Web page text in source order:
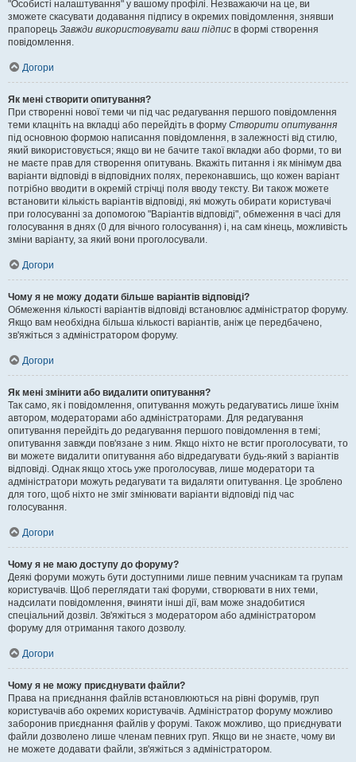
"Особисті налаштування" у вашому профілі. Незважаючи на це, ви
зможете скасувати додавання підпису в окремих повідомлення, знявши
прапорець Завжди використовувати ваш підпис в формі створення
повідомлення.
Догори
Як мені створити опитування?
При створенні нової теми чи під час редагування першого повідомлення
теми клацніть на вкладці або перейдіть в форму Створити опитування
під основною формою написання повідомлення, в залежності від стилю,
який використовується; якщо ви не бачите такої вкладки або форми, то ви
не маєте прав для створення опитувань. Вкажіть питання і як мінімум два
варіанти відповіді в відповідних полях, переконавшись, що кожен варіант
потрібно вводити в окремій стрічці поля вводу тексту. Ви також можете
встановити кількість варіантів відповіді, які можуть обирати користувачі
при голосуванні за допомогою "Варіантів відповіді", обмеження в часі для
голосування в днях (0 для вічного голосування) і, на сам кінець, можливість
зміни варіанту, за який вони проголосували.
Догори
Чому я не можу додати більше варіантів відповіді?
Обмеження кількості варіантів відповіді встановлює адміністратор форуму.
Якщо вам необхідна більша кількості варіантів, аніж це передбачено,
зв'яжіться з адміністратором форуму.
Догори
Як мені змінити або видалити опитування?
Так само, як і повідомлення, опитування можуть редагуватись лише їхнім
автором, модераторами або адміністраторами. Для редагування
опитування перейдіть до редагування першого повідомлення в темі;
опитування завжди пов'язане з ним. Якщо ніхто не встиг проголосувати, то
ви можете видалити опитування або відредагувати будь-який з варіантів
відповіді. Однак якщо хтось уже проголосував, лише модератори та
адміністратори можуть редагувати та видаляти опитування. Це зроблено
для того, щоб ніхто не зміг змінювати варіанти відповіді під час
голосування.
Догори
Чому я не маю доступу до форуму?
Деякі форуми можуть бути доступними лише певним учасникам та групам
користувачів. Щоб переглядати такі форуми, створювати в них теми,
надсилати повідомлення, вчиняти інші дії, вам може знадобитися
спеціальний дозвіл. Зв'яжіться з модератором або адміністратором
форуму для отримання такого дозволу.
Догори
Чому я не можу приєднувати файли?
Права на приєднання файлів встановлюються на рівні форумів, груп
користувачів або окремих користувачів. Адміністратор форуму можливо
заборонив приєднання файлів у форумі. Також можливо, що приєднувати
файли дозволено лише членам певних груп. Якщо ви не знаєте, чому ви
не можете додавати файли, зв'яжіться з адміністратором.